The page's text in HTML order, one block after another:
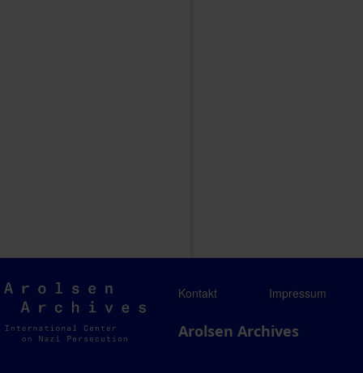
Arolsen
Archives
Kontakt Impressum
Arolsen Archives